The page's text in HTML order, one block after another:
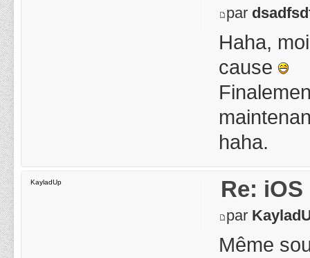
par
Haha,
cause
haha.
Re:
par
Même
KayladUp